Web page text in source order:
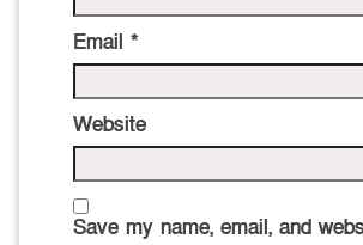
Email *
Website
Save my name, email, and